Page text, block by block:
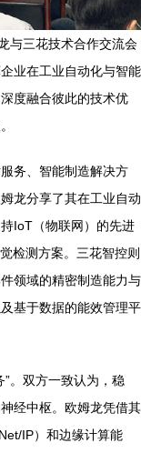
与三花技术合作交流会
业在工业自动化与智能
度融合彼此的技术优
务、智能制造解决方
龙分享了其在工业自动
IoT（物联网）的先进
检测方案。三花智控则
领域的精密制造能力与
基于数据的能效管理平
。双方一致认为，稳
经中枢。欧姆龙凭借其
IP）和边缘计算能